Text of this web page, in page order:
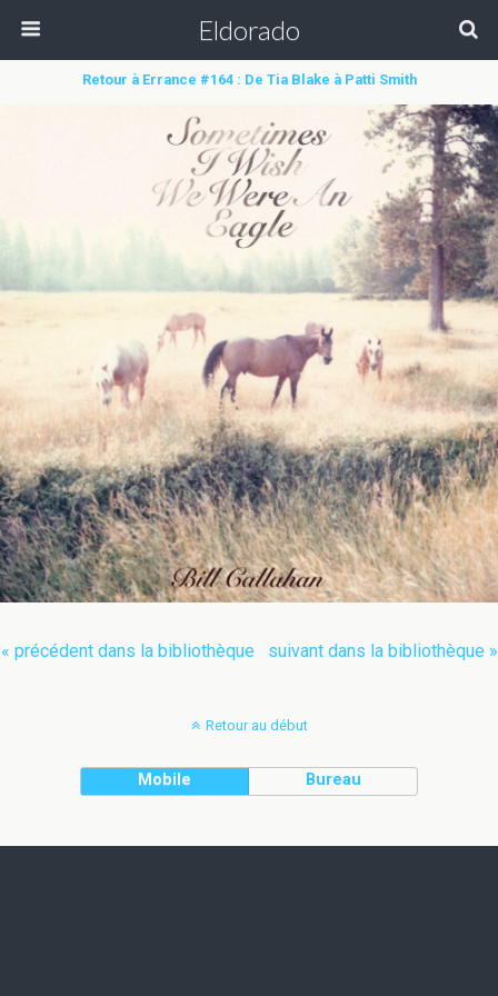
Eldorado
Retour à Errance #164 : De Tia Blake à Patti Smith
« précédent dans la bibliothèque suivant dans la bibliothèque »
Retour au début
Mobile Bureau